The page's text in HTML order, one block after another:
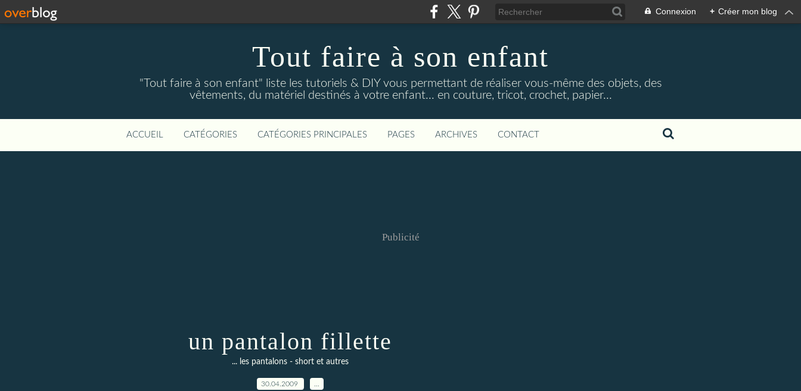
Connexion + Créer mon blog
Tout faire à son enfant
"Tout faire à son enfant" liste les tutoriels & DIY vous permettant de réaliser vous-même des objets, des
vêtements, du matériel destinés à votre enfant... en couture, tricot, crochet, papier...
ACCUEIL CATÉGORIES CATÉGORIES PRINCIPALES PAGES ARCHIVES CONTACT
Publicité
un pantalon fillette
... les pantalons - short et autres
30.04.2009